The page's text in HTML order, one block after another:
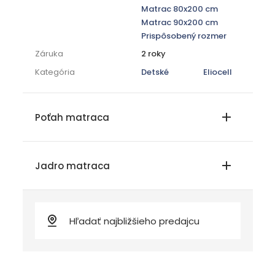
Matrac 80x200 cm
Matrac 90x200 cm
Prispôsobený rozmer
Záruka
2 roky
Kategória
Detské Eliocell
Poťah matraca
Jadro matraca